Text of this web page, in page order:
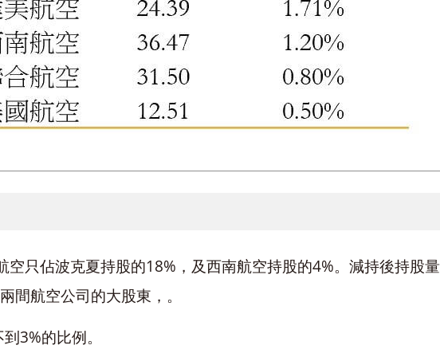
空只佔波克夏持股的18%， 及西南航空持股的4%。減持後持股量
間航空公司的大股東，。
3%的比例。